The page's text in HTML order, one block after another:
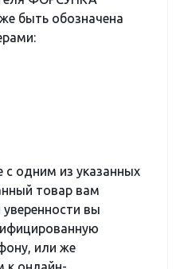
быть обозначена
с одним из указанных
товар вам
вы
или же